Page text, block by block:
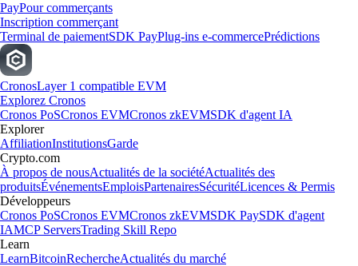
PayPour commerçants
Inscription commerçant
Terminal de paiementSDK PayPlug-ins e-commercePrédictions
CronosLayer 1 compatible EVM
Explorez Cronos
Cronos PoSCronos EVMCronos zkEVMSDK d'agent IA
Explorer
AffiliationInstitutionsGarde
Crypto.com
À propos de nousActualités de la sociétéActualités des
produitsÉvénementsEmploisPartenairesSécuritéLicences & Permis
Développeurs
Cronos PoSCronos EVMCronos zkEVMSDK PaySDK d'agent
IAMCP ServersTrading Skill Repo
Learn
LearnBitcoinRechercheActualités du marché